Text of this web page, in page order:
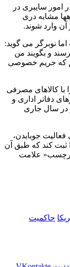
امور سایبری در
مشابه دری
وارد شوند.
نوبرگر می گوید:
و بگویند من
که حریم خصوصی
با کالاهای مصرفی
دفاتر اداری و
در سال جاری
جوبایدن،
ثبت کند که طبق آن
با برچسب« علامت
حاکمیت